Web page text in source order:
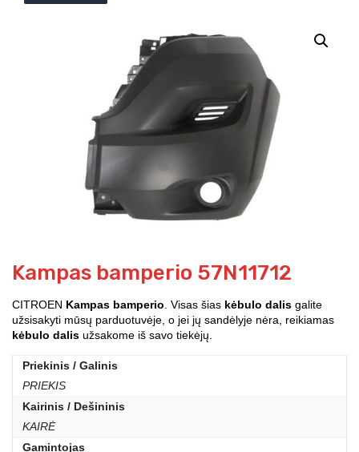
Kampas bamperio 57N11712
CITROEN Kampas bamperio . Visas šias kėbulo dalis galite
užsisakyti mūsų parduotuvėje, o jei jų sandėlyje nėra, reikiamas
kėbulo dalis užsakome iš savo tiekėjų.
Priekinis / Galinis
PRIEKIS
Kairinis / Dešininis
KAIRĖ
Gamintojas